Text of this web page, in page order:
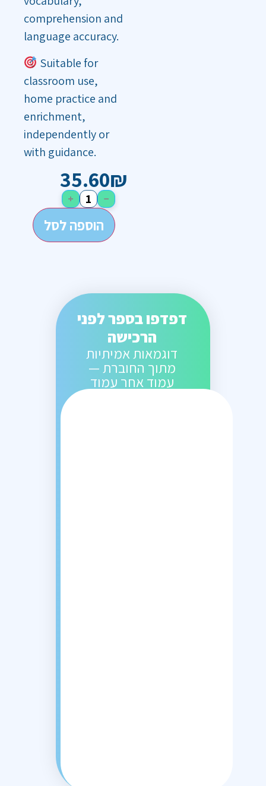
comprehension and
language accuracy.
Suitable for
classroom use,
home practice and
enrichment,
independently or
with guidance.
35.60₪
−
+
הוספה לסל
דפדפו בספר לפני
הרכישה
דוגמאות אמיתיות
מתוך החוברת —
עמוד אחר עמוד